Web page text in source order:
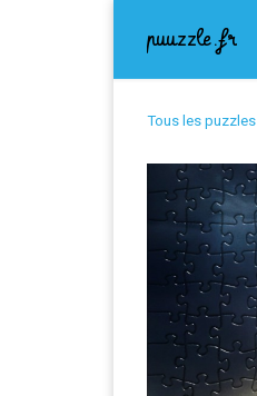
puuzzle.fr
Tous les puzzles